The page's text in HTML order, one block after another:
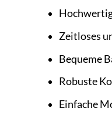
Zeitloses
Bequeme
Robuste
Einfache